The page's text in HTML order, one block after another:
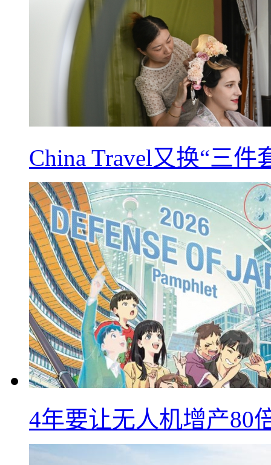
China Travel又换“三
4年要让无人机增产80